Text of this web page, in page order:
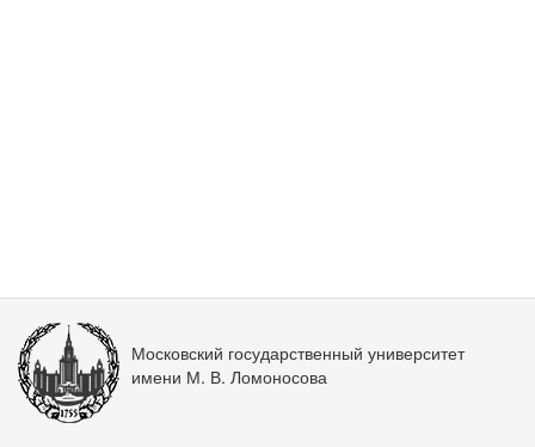
Московский государственный университет
имени М. В. Ломоносова